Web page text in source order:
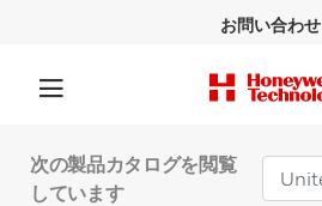
お問い合わせ
次の製品カタログを閲覧
しています